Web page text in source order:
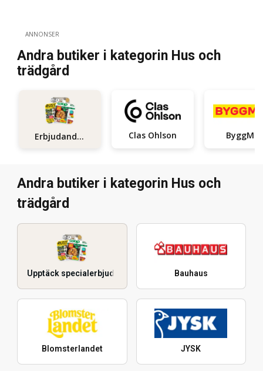
ANNONSER
Andra butiker i kategorin Hus och
trädgård
Erbjudanden Clas Ohlson
Andra butiker i kategorin Hus och
trädgård
Upptäck specialerbjudanden Bauhaus
Blomsterlandet JYSK